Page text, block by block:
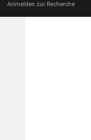
Anmelden zur Recherche